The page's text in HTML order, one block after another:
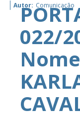
Autor: Comunicação
022/